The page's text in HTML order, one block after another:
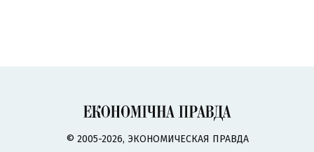
© 2005-2026, ЭКОНОМИЧЕСКАЯ ПРАВДА